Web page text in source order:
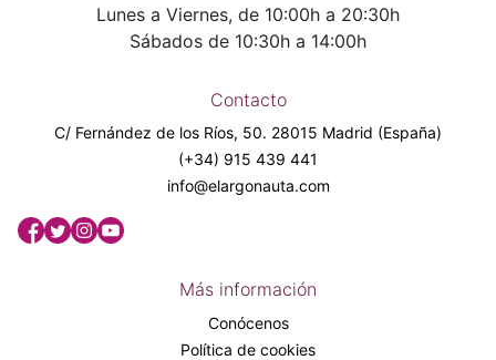
Lunes a Viernes, de 10:00h a 20:30h
Sábados de 10:30h a 14:00h
Contacto
C/ Fernández de los Ríos, 50. 28015 Madrid (España)
(+34) 915 439 441
info@elargonauta.com
Más información
Conócenos
Política de cookies